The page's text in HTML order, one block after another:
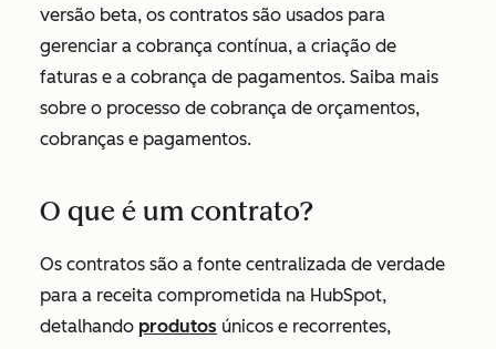
versão beta, os contratos são usados para
gerenciar a cobrança contínua, a criação de
faturas e a cobrança de pagamentos. Saiba mais
sobre o processo de cobrança de orçamentos,
cobranças e pagamentos.
O que é um contrato?
Os contratos são a fonte centralizada de verdade
para a receita comprometida na HubSpot,
detalhando produtos únicos e recorrentes,